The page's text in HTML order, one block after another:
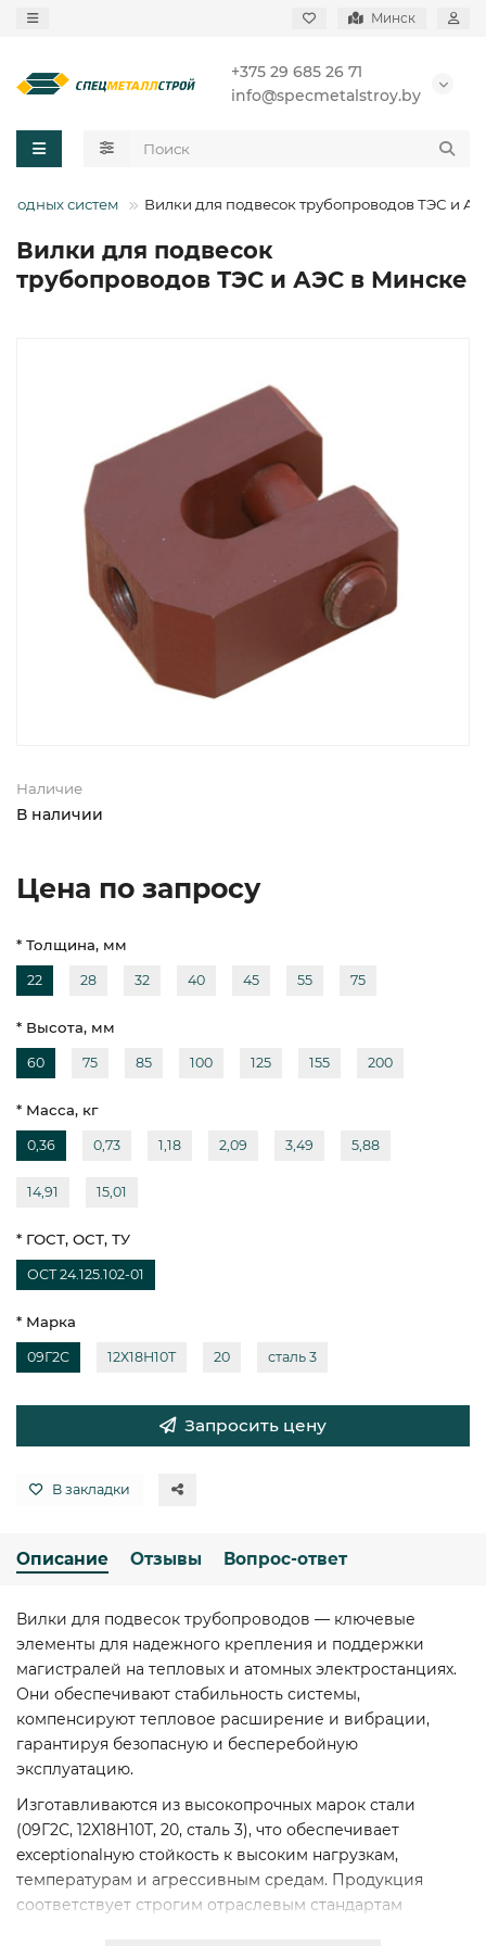
Минск
+375 29 685 26 71
info@specmetalstroy.by
систем Вилки для подвесок трубопроводов ТЭС и
Вилки для подвесок
трубопроводов ТЭС и АЭС в Минске
Наличие
В наличии
Цена по запросу
* Толщина, мм
22 28 32 40 45 55 75
* Высота, мм
60 75 85 100 125 155 200
* Масса, кг
0,36 0,73 1,18 2,09 3,49 5,88
14,91 15,01
* ГОСТ, ОСТ, ТУ
ОСТ 24.125.102-01
* Марка
09Г2С 12Х18Н10Т 20 сталь 3
Запросить цену
В закладки
Описание Отзывы Вопрос-ответ
Вилки для подвесок трубопроводов — ключевые
элементы для надежного крепления и поддержки
магистралей на тепловых и атомных электростанциях.
Они обеспечивают стабильность системы,
компенсируют тепловое расширение и вибрации,
гарантируя безопасную и бесперебойную
эксплуатацию.
Изготавливаются из высокопрочных марок стали
(09Г2С, 12Х18Н10Т, 20, сталь 3), что обеспечивает
exceptionalную стойкость к высоким нагрузкам,
температурам и агрессивным средам. Продукция
соответствует строгим отраслевым стандартам